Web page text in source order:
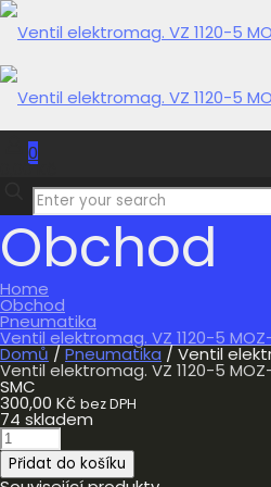
0
0,00 Kč
Obchod
Home
Obchod
Pneumatika
Ventil elektromag. VZ 1120-5
Domů / Pneumatika / Ventil
Ventil elektromag. VZ 1120-5
SMC
300,00 Kč bez DPH
74 skladem
Ventil
elektromag.
VZPřidat do košíku